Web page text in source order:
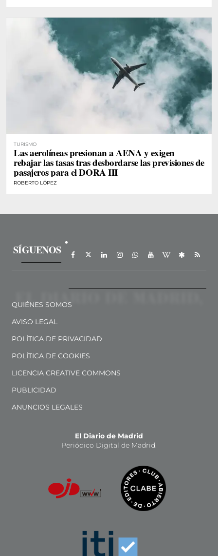
TURISMO
Las aerolíneas presionan a AENA y exigen
rebajar las tasas tras desbordarse las previsiones de
pasajeros para el DORA III
ROBERTO LÓPEZ
SÍGUENOS
QUIÉNES SOMOS
AVISO LEGAL
POLÍTICA DE PRIVACIDAD
POLÍTICA DE COOKIES
LICENCIA CREATIVE COMMONS
PUBLICIDAD
ANUNCIOS LEGALES
El Diario de Madrid
Periódico Digital de Madrid.